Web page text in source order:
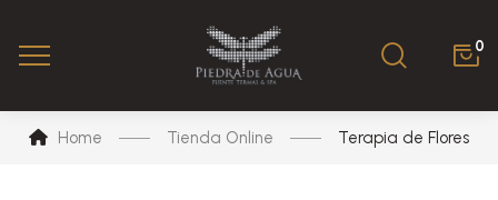
0
Home Tienda Online Terapia de Flores